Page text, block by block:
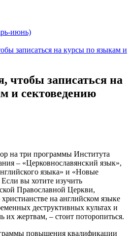
июнь)
записаться на курсы по языкам и
чтобы записаться на
и сектоведению
на три программы Института
– «Церковнославянский язык»,
языка» и «Новые
вы хотите изучить
Православной Церкви,
христианстве на английском языке
деструктивных культах и
их жертвам, – стоит поторопиться.
повышения квалификации